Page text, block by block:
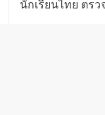
นักเรียนไทย ตร